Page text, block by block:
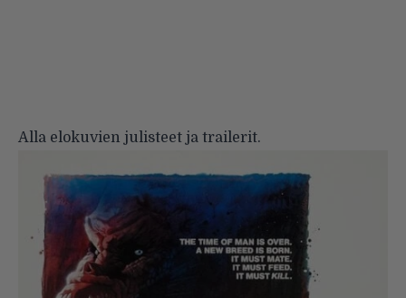
Alla elokuvien julisteet ja trailerit.